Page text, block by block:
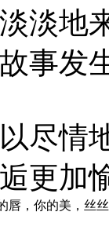
淡地
事发
尽情
更加
唇，你的美，丝